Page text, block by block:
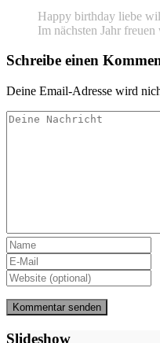
Happy birthday liebe
Im nächsten Jahr
Schreibe einen
Deine Email-Adresse wird
Slideshow